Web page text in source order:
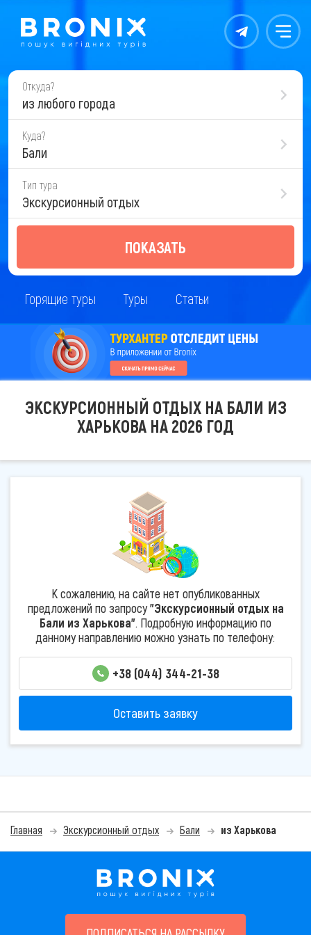
Контакты Меню
Откуда?
из любого города
Куда?
Бали
Тип тура
Экскурсионный отдых
ПОКАЗАТЬ
Горящие туры Туры Статьи
ЭКСКУРСИОННЫЙ ОТДЫХ НА БАЛИ ИЗ
ХАРЬКОВА НА 2026 ГОД
К сожалению, на сайте нет опубликованных
предложений по запросу"Экскурсионный отдых на
Бали из Харькова". Подробную информацию по
данному направлению можно узнать по телефону:
+38 (044) 344-21-38
Оставить заявку
Главная Экскурсионный отдых Бали из Харькова